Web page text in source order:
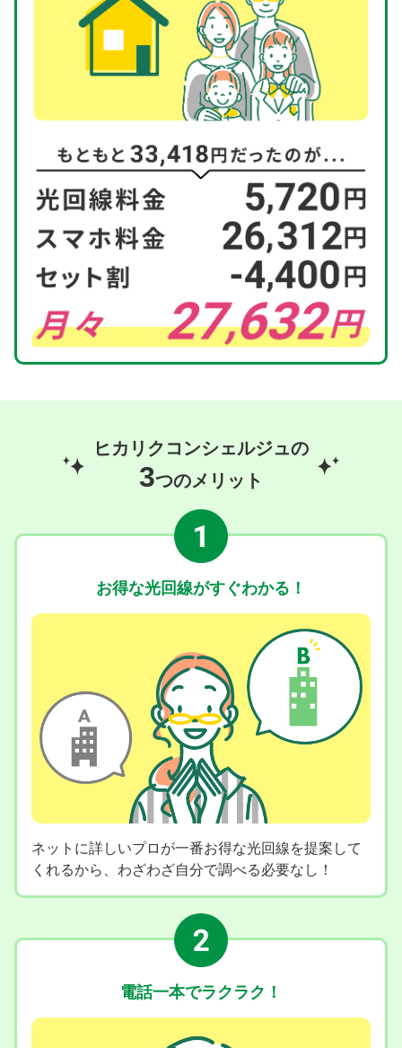
ヒカリクコンシェルジュの
3つのメリット
お得な光回線がすぐわかる！
ネットに詳しいプロが一番お得な光回線を提案して
くれるから、わざわざ自分で調べる必要なし！
電話一本でラクラク！